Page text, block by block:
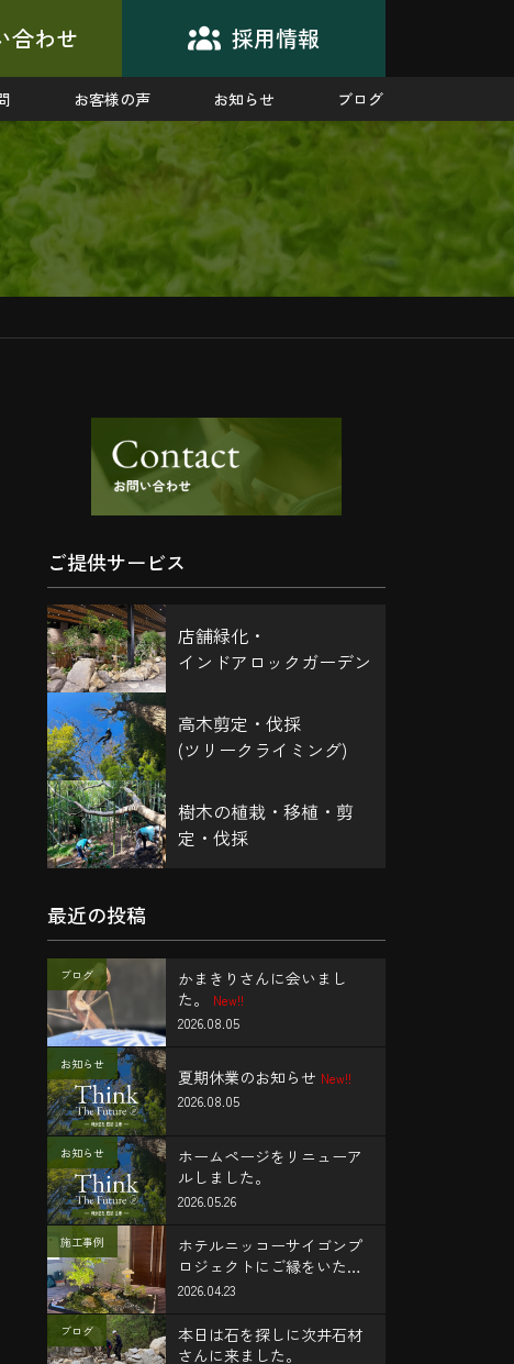
合わせ 採用情報
お客様の声 お知らせ ブログ
ご提供サービス
店舗緑化・
インドアロックガーデン
高木剪定・伐採
(ツリークライミング)
樹木の植栽・移植・剪
定・伐採
最近の投稿
ブログ
かまきりさんに会いまし
た。
New!!
2026.08.05
お知らせ
夏期休業のお知らせ New!!
2026.08.05
お知らせ
ホームページをリニューア
ルしました。
2026.05.26
施工事例
ホテルニッコーサイゴンプ
ロジェクトにご縁をいただ
き、施工に携わることがで
2026.04.23
ブログ
本日は石を探しに次井石材
さんに来ました。